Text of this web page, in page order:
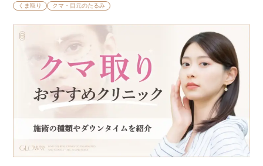
くま取り クマ・目元のたるみ